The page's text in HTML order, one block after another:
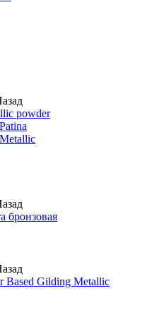
powder
бронзовая
Based Gilding Metallic